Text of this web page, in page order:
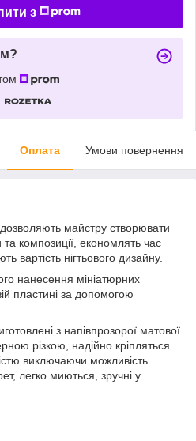
з
Оплата Умови повернення
майстру створювати
та композиції, економлять час
вартість нігтьового дизайну.
нанесення мініатюрних
пластині за допомогою
з напівпрозорої матової
різкою, надійно кріпляться
виключаючи можливість
легко миються, зручні у